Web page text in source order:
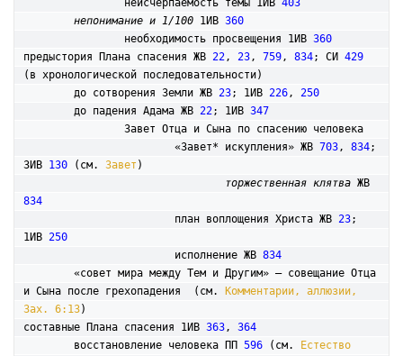
		неисчерпаемость темы 1ИВ
403
непонимание и 1/100 1ИВ 360
		необходимость просвещения 1ИВ
360
предыстория Плана спасения ЖВ 22, 23, 759, 834; СИ 429
(в хронологической последовательности)
	до сотворения Земли ЖВ
23; 1ИВ 226, 250
	до падения Адама ЖВ
22; 1ИВ 347
			«Завет* искупления» ЖВ
703, 834;
3ИВ 130 (см. Завет )
торжественная клятва
834
			план воплощения Христа ЖВ
23;
1ИВ 250
			исполнение ЖВ
834
и Сына после грехопадения  (см.
Комментарии, аллюзии,
Зах. 6:13)
составные Плана спасения 1ИВ 363, 364
	восстановление человека ПП
596 (см.
Естество